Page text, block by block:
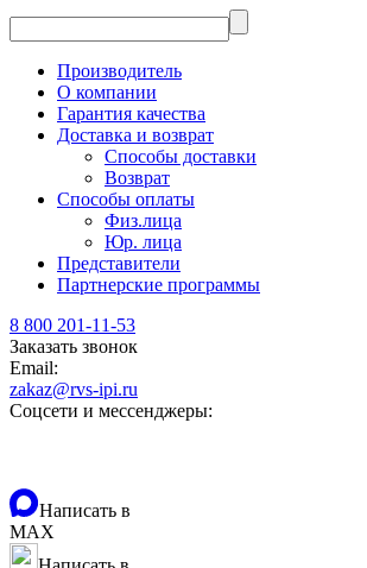
Производитель
О компании
Гарантия качества
Доставка и возврат
Способы доставки
Возврат
Способы оплаты
Физ.лица
Юр. лица
Представители
Партнерские программы
8 800 201-11-53
Заказать звонок
Email:
zakaz@rvs-ipi.ru
Соцсети и мессенджеры:
Написать в
MAX